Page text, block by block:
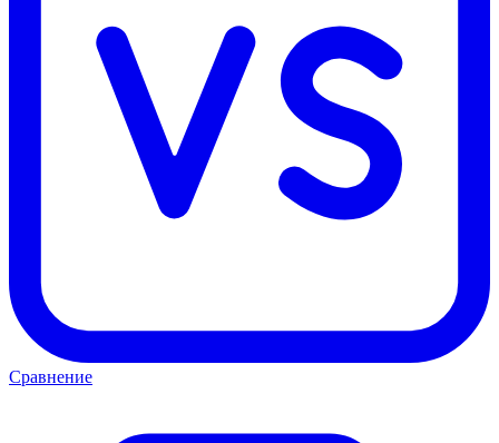
Сравнение